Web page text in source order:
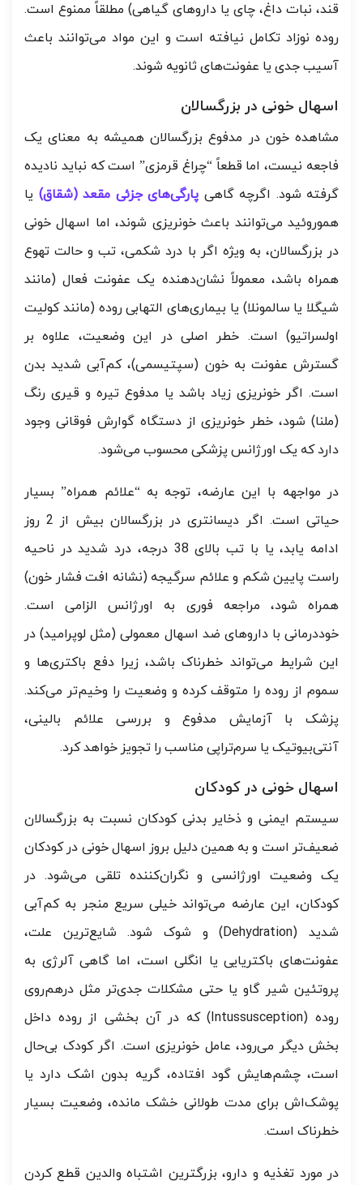
قند، نبات داغ، چای یا داروهای گیاهی) مطلقاً ممنوع است.
روده نوزاد تکامل نیافته است و این مواد می‌توانند باعث
آسیب جدی یا عفونت‌های ثانویه شوند.
اسهال خونی در بزرگسالان
مشاهده خون در مدفوع بزرگسالان همیشه به معنای یک
فاجعه نیست، اما قطعاً “چراغ قرمزی” است که نباید نادیده
گرفته شود. اگرچه گاهی پارگی‌های جزئی مقعد (شقاق) یا
هموروئید می‌توانند باعث خونریزی شوند، اما اسهال خونی
در بزرگسالان، به ویژه اگر با درد شکمی، تب و حالت تهوع
همراه باشد، معمولاً نشان‌دهنده یک عفونت فعال (مانند
شیگلا یا سالمونلا) یا بیماری‌های التهابی روده (مانند کولیت
اولسراتیو) است. خطر اصلی در این وضعیت، علاوه بر
گسترش عفونت به خون (سپتیسمی)، کم‌آبی شدید بدن
است. اگر خونریزی زیاد باشد یا مدفوع تیره و قیری رنگ
(ملنا) شود، خطر خونریزی از دستگاه گوارش فوقانی وجود
دارد که یک اورژانس پزشکی محسوب می‌شود.
در مواجهه با این عارضه، توجه به “علائم همراه” بسیار
حیاتی است. اگر دیسانتری در بزرگسالان بیش از 2 روز
ادامه یابد، یا با تب بالای 38 درجه، درد شدید در ناحیه
راست پایین شکم و علائم سرگیجه (نشانه افت فشار خون)
همراه شود، مراجعه فوری به اورژانس الزامی است.
خوددرمانی با داروهای ضد اسهال معمولی (مثل لوپرامید) در
این شرایط می‌تواند خطرناک باشد، زیرا دفع باکتری‌ها و
سموم از روده را متوقف کرده و وضعیت را وخیم‌تر می‌کند.
پزشک با آزمایش مدفوع و بررسی علائم بالینی،
آنتی‌بیوتیک یا سرم‌تراپی مناسب را تجویز خواهد کرد.
اسهال خونی در کودکان
سیستم ایمنی و ذخایر بدنی کودکان نسبت به بزرگسالان
ضعیف‌تر است و به همین دلیل بروز اسهال خونی در کودکان
یک وضعیت اورژانسی و نگران‌کننده تلقی می‌شود. در
کودکان، این عارضه می‌تواند خیلی سریع منجر به کم‌آبی
شدید (Dehydration) و شوک شود. شایع‌ترین علت،
عفونت‌های باکتریایی یا انگلی است، اما گاهی آلرژی به
پروتئین شیر گاو یا حتی مشکلات جدی‌تر مثل درهم‌روی
روده (Intussusception) که در آن بخشی از روده داخل
بخش دیگر می‌رود، عامل خونریزی است. اگر کودک بی‌حال
است، چشم‌هایش گود افتاده، گریه بدون اشک دارد یا
پوشک‌اش برای مدت طولانی خشک مانده، وضعیت بسیار
خطرناک است.
در مورد تغذیه و دارو، بزرگترین اشتباه والدین قطع کردن